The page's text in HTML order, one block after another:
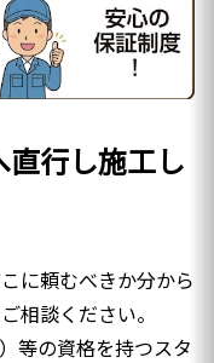
行し施工し
に頼むべきか分から
相談ください。
等の資格を持つスタ